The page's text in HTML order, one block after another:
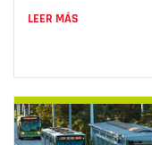
LEER MÁS